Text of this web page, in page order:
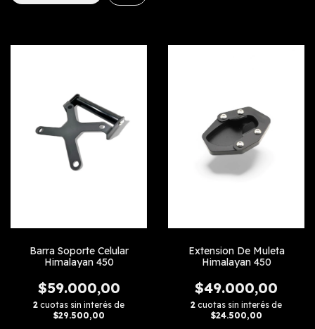
Barra Soporte Celular
Himalayan 450
$59.000,00
2 cuotas sin interés de
$29.500,00
Extension De Muleta
Himalayan 450
$49.000,00
2 cuotas sin interés de
$24.500,00